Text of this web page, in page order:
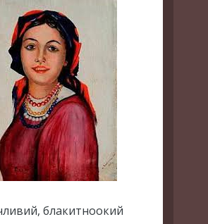
блакитноокий